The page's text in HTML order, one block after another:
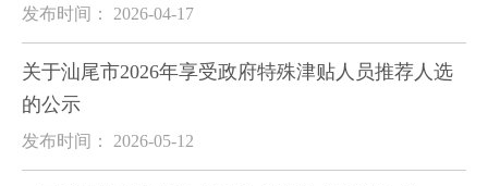
发布时间： 2026-04-17
关于汕尾市2026年享受政府特殊津贴人员推荐人选
的公示
发布时间： 2026-05-12